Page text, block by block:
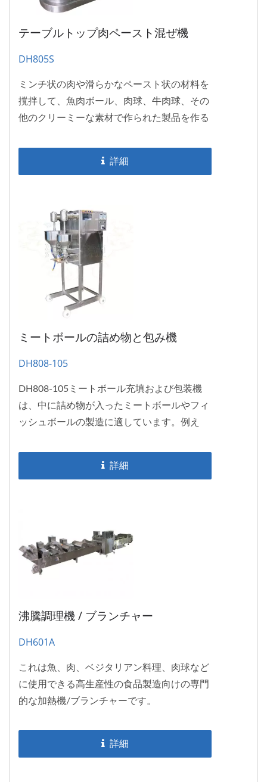
テーブルトップ肉ペースト混ぜ機
DH805S
ミンチ状の肉や滑らかなペースト状の材料を
撹拌して、魚肉ボール、肉球、牛肉球、その
他のクリーミーな素材で作られた製品を作る
で、レストランやチェーン店で新鮮な食品作
りをお客様に見せるデモ機になることができ
詳細
ミートボールの詰め物と包み機
DH808-105
DH808-105ミートボール充填および包装機
は、中に詰め物が入ったミートボールやフィ
ッシュボールの製造に適しています。例え
詳細
沸騰調理機 / ブランチャー
DH601A
これは魚、肉、ベジタリアン料理、肉球など
に使用できる高生産性の食品製造向けの専門
的な加熱機/ブランチャーです。
詳細